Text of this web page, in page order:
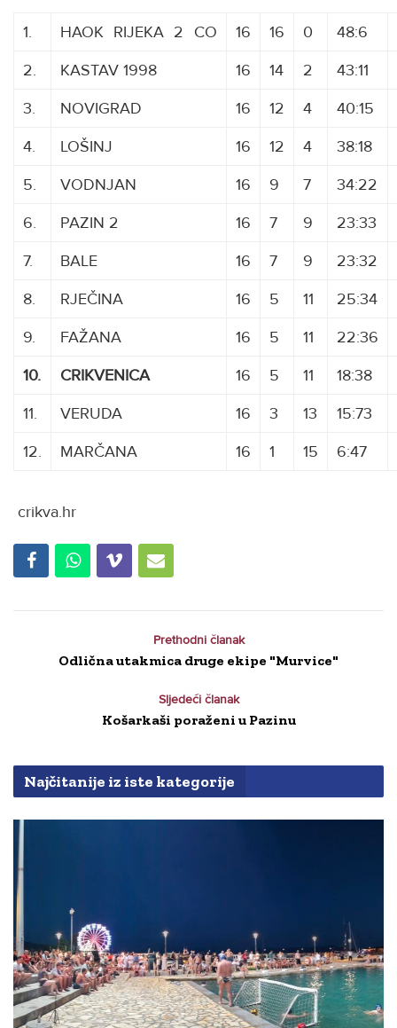
1. HAOK RIJEKA 2 CO 16 16 0
48:6
2.
KASTAV 1998 16 14 2
43:11
3.
NOVIGRAD 16 12 4
40:15
4.
LOŠINJ 16 12 4
38:18
5.
VODNJAN 16 9 7
34:22
6.
PAZIN 2 16 7 9
23:33
7.
BALE 16 7 9
23:32
8.
RJEČINA 16 5 11
25:34
9.
FAŽANA 16 5 11
22:36
10.
CRIKVENICA 16 5 11
18:38
11.
VERUDA 16 3 13
15:73
12.
MARČANA 16 1 15 6:47
crikva.hr
Prethodni članak
Odlična utakmica druge ekipe "Murvice"
Sljedeći članak
Košarkaši poraženi u Pazinu
Najčitanije iz iste kategorije